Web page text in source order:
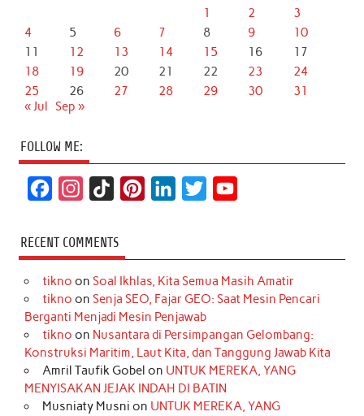
1 2
3
4
5 6 7 8 9
10
11
12 13 14 15 16
17
18
19 20 21 22 23
24
25
26 27 28 29 30
31
« Jul Sep »
FOLLOW ME:
c
e
b
o
k
s
t
a
r
a
m
k
T
o
k
t
e
r
e
s
t
k
e
d
I
n
t
t
r
T
u
e
RECENT COMMENTS
tikno on Soal Ikhlas, Kita Semua Masih Amatir
tikno on Senja SEO, Fajar GEO: Saat Mesin Pencari
Berganti Menjadi Mesin Penjawab
tikno on Nusantara di Persimpangan Gelombang:
Konstruksi Maritim, Laut Kita, dan Tanggung Jawab Kita
Amril Taufik Gobel on UNTUK MEREKA, YANG
MENYISAKAN JEJAK INDAH DI BATIN
Musniaty Musni on UNTUK MEREKA, YANG